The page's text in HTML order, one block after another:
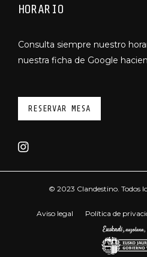
HORARIO
Consulta siempre nuestro
nuestra ficha de Google
RESERVAR MESA
© 2023 Clandestino. Todos
Aviso legal Política de